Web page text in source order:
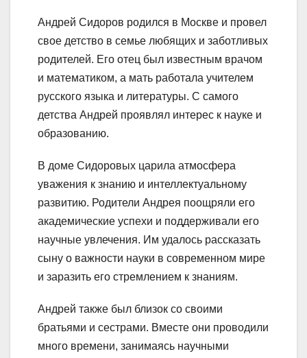
Андрей Сидоров родился в Москве и провел
свое детство в семье любящих и заботливых
родителей. Его отец был известным врачом
и математиком, а мать работала учителем
русского языка и литературы. С самого
детства Андрей проявлял интерес к науке и
образованию.
В доме Сидоровых царила атмосфера
уважения к знанию и интеллектуальному
развитию. Родители Андрея поощряли его
академические успехи и поддерживали его
научные увлечения. Им удалось рассказать
сыну о важности науки в современном мире
и заразить его стремлением к знаниям.
Андрей также был близок со своими
братьями и сестрами. Вместе они проводили
много времени, занимаясь научными